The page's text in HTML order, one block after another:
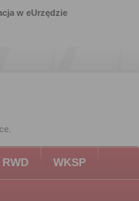
w eUrzędzie
RWD WKSP